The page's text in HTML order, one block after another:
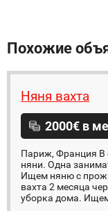
Похожие
Няня вахта
2000€ в
Париж, Франция В
няни. Одна
Ищем няню с
вахта 2 месяца
уборка дома.